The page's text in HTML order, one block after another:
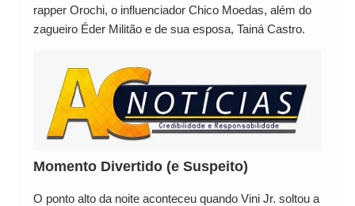
rapper Orochi, o influenciador Chico Moedas, além do
zagueiro Éder Militão e de sua esposa, Tainá Castro.
Momento Divertido (e Suspeito)
O ponto alto da noite aconteceu quando Vini Jr. soltou a